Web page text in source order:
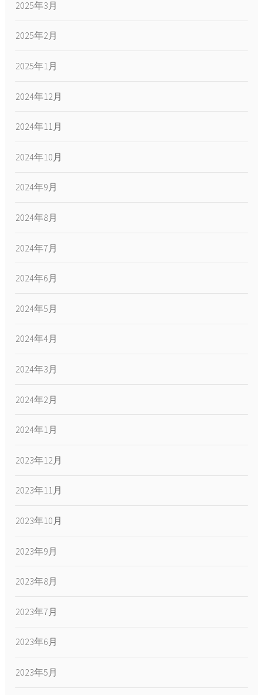
2025年3月
2025年2月
2025年1月
2024年12月
2024年11月
2024年10月
2024年9月
2024年8月
2024年7月
2024年6月
2024年5月
2024年4月
2024年3月
2024年2月
2024年1月
2023年12月
2023年11月
2023年10月
2023年9月
2023年8月
2023年7月
2023年6月
2023年5月